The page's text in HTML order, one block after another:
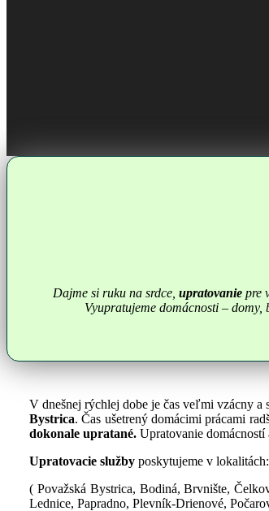
Dajme si ruku na srdce, upratovanie pre
Vyupratujeme domácnosti – domy,
V dnešnej rýchlej dobe je čas veľmi vzácny
Bystrica. Čas ušetrený domácimi prácami
dokonale upratané. Upratovanie domácností
Upratovacie služby poskytujeme v lokalitách:
( Považská Bystrica, Bodiná, Brvnište,
Lednice, Papradno, Plevník-Drienové,